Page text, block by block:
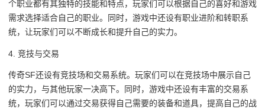
个职业都有其独特的技能和特点，玩家们可以根据自己的喜好和游戏
需求选择适合自己的职业。同时，游戏中还设有职业进阶和转职系
统，让玩家们可以不断成长和提升自己的实力。
4. 竞技与交易
传奇SF还设有竞技场和交易系统。玩家们可以在竞技场中展示自己
的实力，与其他玩家一决高下。同时，游戏中还设有丰富的交易系
统，玩家们可以通过交易获得自己需要的装备和道具，提高自己的战